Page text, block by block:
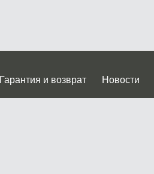
Гарантия и возврат Новости